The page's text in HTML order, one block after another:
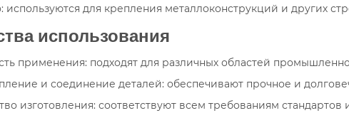
используются для крепления металлоконструкций и других
использования
применения: подходят для различных областей
и соединение деталей: обеспечивают прочное и
изготовления: соответствуют всем требованиям стандартов